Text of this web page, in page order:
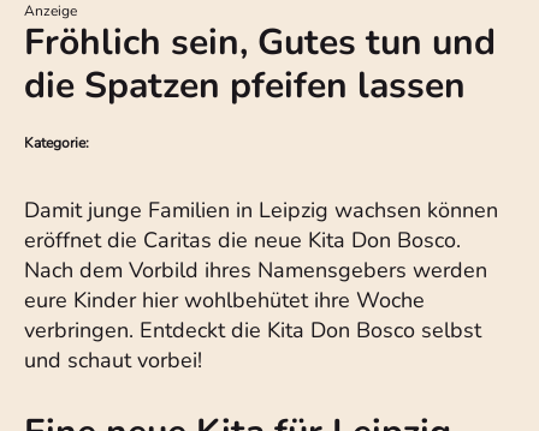
Anzeige
Fröhlich sein, Gutes tun und
die Spatzen pfeifen lassen
Kategorie:
Damit junge Familien in Leipzig wachsen können
eröffnet die Caritas die neue Kita Don Bosco.
Nach dem Vorbild ihres Namensgebers werden
eure Kinder hier wohlbehütet ihre Woche
verbringen. Entdeckt die Kita Don Bosco selbst
und schaut vorbei!